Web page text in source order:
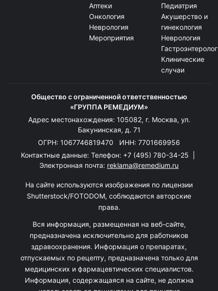
Аптеки
Онкология
Неврология
Мероприятия
Педиатрия
Акушерство и
гинекология
Неврология
Клинические
случаи
Общество с ограниченной ответственностью
«ГРУППА РЕМЕДИУМ»
Адрес местонахождения: 105082, г. Москва, ул.
Бакунинская, д. 71
ОГРН: 1067746819470 ИНН: 7701669956
Контактные данные: Телефон: +7 (495) 780-34-25
Электронная почта: reklama@remedium.ru
На сайте используются изображения по лицензии
Shutterstock/FOTODOM, соблюдаются авторские
права.
Вся информация, размещенная на веб-сайте,
предназначена исключительно для работников
здравоохранения. Информация о препаратах,
отпускаемых по рецепту, предназначена только для
медицинских и фармацевтических специалистов.
Информация, содержащаяся на сайте, не должна